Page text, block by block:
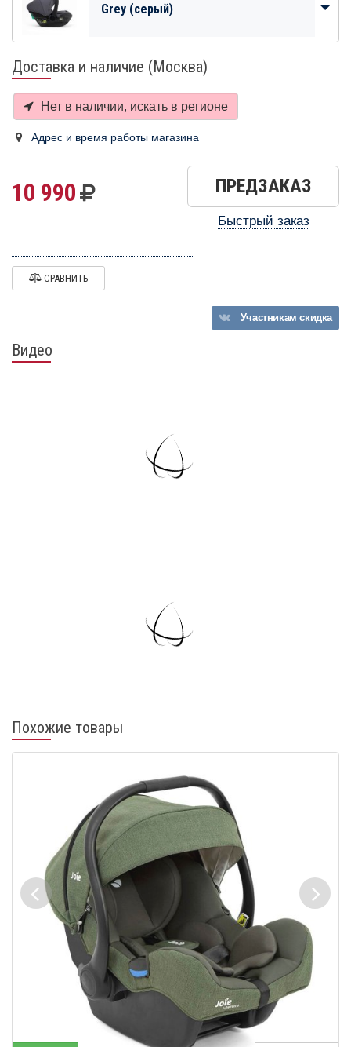
Grey (серый)
Доставка и наличие (Москва)
Нет в наличии, искать в регионе
Адрес и время работы магазина
10 990 ПРЕДЗАКАЗ
Быстрый заказ
СРАВНИТЬ
Участникамскидка
Видео
Похожие товары